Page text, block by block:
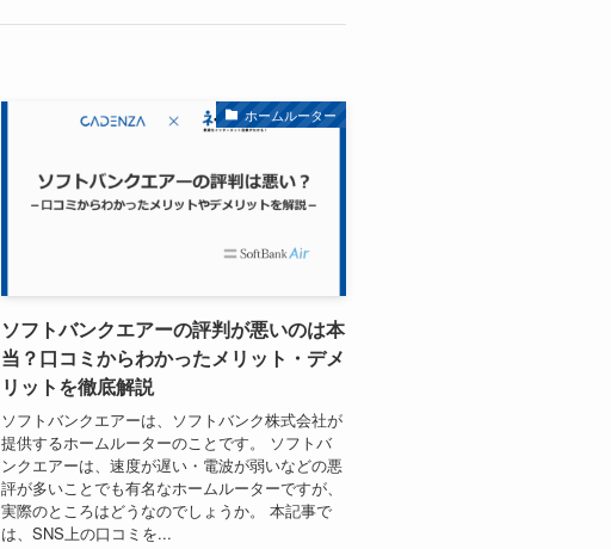
ホームルーター
ソフトバンクエアーの評判が悪いのは本
当？口コミからわかったメリット・デメ
リットを徹底解説
ソフトバンクエアーは、ソフトバンク株式会社が
提供するホームルーターのことです。 ソフトバ
ンクエアーは、速度が遅い・電波が弱いなどの悪
評が多いことでも有名なホームルーターですが、
実際のところはどうなのでしょうか。 本記事で
は、SNS上の口コミを...